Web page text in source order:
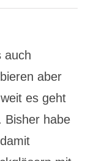
auch
aber
es geht
Bisher habe